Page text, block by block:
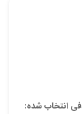
انتخاب شده: